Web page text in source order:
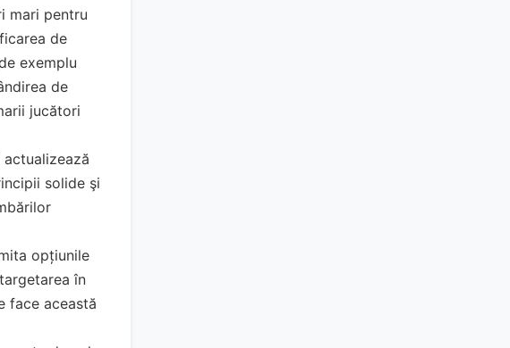
mari pentru
de
exemplu
de
jucători
solide şi
opțiunile
în
face această